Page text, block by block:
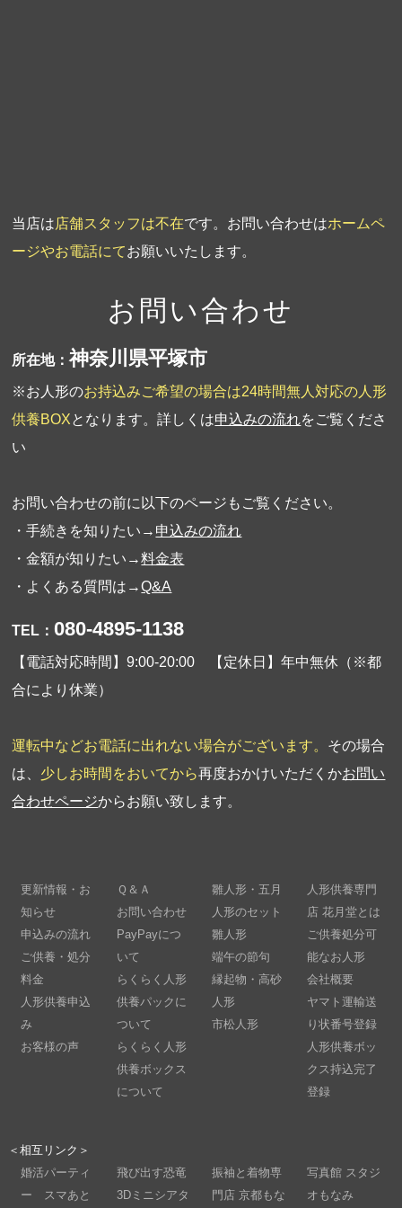
当店は店舗スタッフは不在です。お問い合わせはホームペ
ージやお電話にてお願いいたします。
お問い合わせ
所在地：神奈川県平塚市
※お人形のお持込みご希望の場合は24時間無人対応の人形
供養BOXとなります。詳しくは申込みの流れをご覧くださ
い
お問い合わせの前に以下のページもご覧ください。
・手続きを知りたい→ 申込みの流れ
・金額が知りたい→料金表
・よくある質問は→Q&A
TEL： 080-4895-1138
【電話対応時間】9:00-20:00 【定休日】年中無休（※都
合により休業）
運転中などお電話に出れない場合がございます。 その場合
は、 少しお時間をおいてから再度おかけいただくかお問い
合わせページからお願い致します。
更新情報・お
知らせ
申込みの流れ
ご供養・処分
料金
人形供養申込
み
お客様の声
Ｑ＆Ａ
お問い合わせ
PayPayにつ
いて
らくらく人形
供養パックに
ついて
らくらく人形
供養ボックス
について
雛人形・五月
人形のセット
雛人形
端午の節句
縁起物・高砂
人形
市松人形
人形供養専門
店 花月堂とは
ご供養処分可
能なお人形
会社概要
ヤマト運輸送
り状番号登録
人形供養ボッ
クス持込完了
登録
＜相互リンク＞
婚活パーティ
ー スマあと
飛び出す恐竜
3Dミニシアタ
振袖と着物専
門店 京都もな
写真館 スタジ
オもなみ